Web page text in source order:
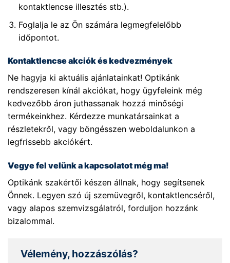
kontaktlencse illesztés stb.).
Foglalja le az Ön számára legmegfelelőbb
időpontot.
Kontaktlencse akciók és kedvezmények
Ne hagyja ki aktuális ajánlatainkat! Optikánk
rendszeresen kínál akciókat, hogy ügyfeleink még
kedvezőbb áron juthassanak hozzá minőségi
termékeinkhez. Kérdezze munkatársainkat a
részletekről, vagy böngésszen weboldalunkon a
legfrissebb akciókért.
Vegye fel velünk a kapcsolatot még ma!
Optikánk szakértői készen állnak, hogy segítsenek
Önnek. Legyen szó új szemüvegről, kontaktlencséről,
vagy alapos szemvizsgálatról, forduljon hozzánk
bizalommal.
Vélemény, hozzászólás?